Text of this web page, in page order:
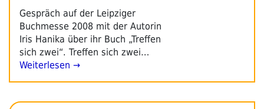
Gespräch auf der Leipziger
Buchmesse 2008 mit der Autorin
Iris Hanika über ihr Buch „Treffen
sich zwei“. Treffen sich zwei…
Weiterlesen →